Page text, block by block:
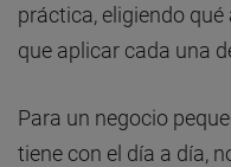
práctica, eligiendo
que aplicar cada una
Para un negocio
tiene con el día a día,